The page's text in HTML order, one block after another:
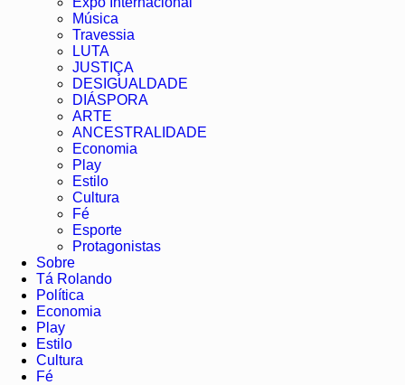
Música
Travessia
LUTA
JUSTIÇA
DESIGUALDADE
DIÁSPORA
ARTE
ANCESTRALIDADE
Economia
Play
Estilo
Cultura
Fé
Esporte
Protagonistas
Sobre
Tá Rolando
Política
Economia
Play
Estilo
Cultura
Fé